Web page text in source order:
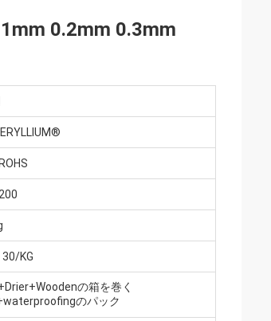
0.2mm 0.3mm
30/KG
の箱を巻く
のパック